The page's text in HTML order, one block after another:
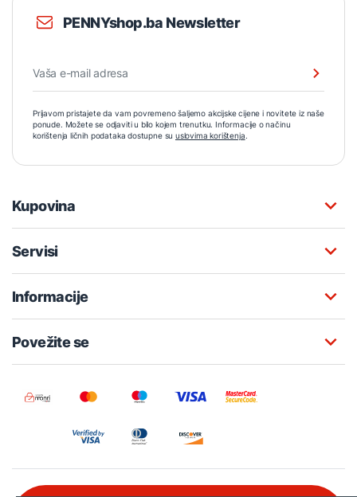
PENNYshop.ba Newsletter
Prijavom pristajete da vam povremeno šaljemo akcijske cijene i novitete iz naše
ponude. Možete se odjaviti u bilo kojem trenutku. Informacije o načinu
korištenja ličnih podataka dostupne su uslovima korištenja.
Kupovina
Servisi
Informacije
Povežite se